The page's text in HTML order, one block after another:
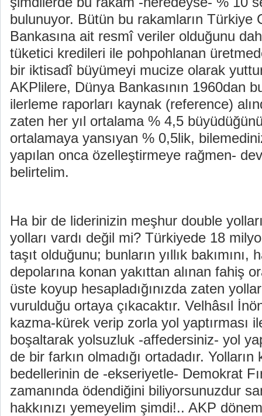
bulunuyor. Bütün bu rakamların Türkiye
Bankasına ait resmî veriler olduğunu
tüketici kredileri ile pohpohlanan
bir iktisadî büyümeyi mucize olarak
AKPlilere, Dünya Bankasının 1960dan
ilerleme raporları kaynak (reference)
zaten her yıl ortalama % 4,5
ortalamaya yansıyan % 0,5lik,
yapılan onca özelleştirmeye rağmen-
belirtelim.
Ha bir de liderinizin meşhur double
yolları vardı değil mi? Türkiyede 18
taşıt olduğunu; bunların yıllık bakımını,
depolarına konan yakıttan alınan fahiş
üste koyup hesapladığınızda zaten
vurulduğu ortaya çıkacaktır. Velhâsıl
kazma-kürek verip zorla yol yaptırması
boşaltarak yolsuzluk -affedersiniz- yol
de bir farkın olmadığı ortadadır. Yolların
bedellerinin de -ekseriyetle- Demokrat
zamanında ödendiğini biliyorsunuzdur
hakkınızı yemeyelim şimdi!.. AKP